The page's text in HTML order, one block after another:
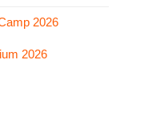
2026
2026